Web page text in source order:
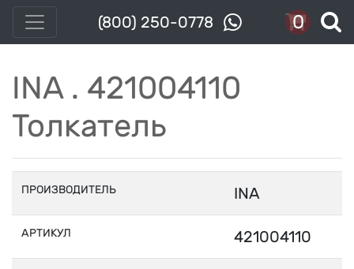
(800) 250-0778 0
INA . 421004110
Толкатель
ПРОИЗВОДИТЕЛЬ INA
АРТИКУЛ 421004110